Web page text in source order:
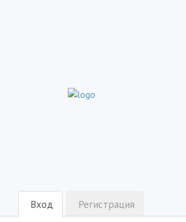
Вход Регистрация